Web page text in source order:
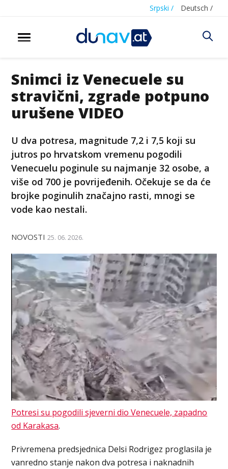
Srpski / Deutsch /
Snimci iz Venecuele su
stravični, zgrade potpuno
urušene VIDEO
U dva potresa, magnitude 7,2 i 7,5 koji su
jutros po hrvatskom vremenu pogodili
Venecuelu poginule su najmanje 32 osobe, a
više od 700 je povrijeđenih. Očekuje se da će
brojke poginulih značajno rasti, mnogi se
vode kao nestali.
NOVOSTI 25. 06. 2026.
Potresi su pogodili sjeverni dio Venecuele, zapadno
od Karakasa.
Privremena predsjednica Delsi Rodrigez proglasila je
⁠vanredno stanje ​nakon dva potresa i naknadnih